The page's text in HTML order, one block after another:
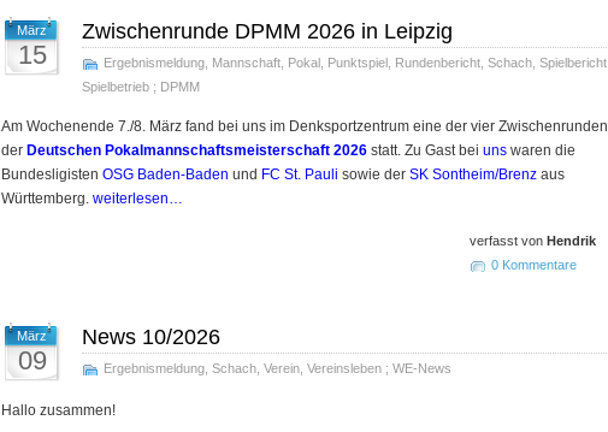
März
15
Zwischenrunde DPMM 2026 in Leipzig
Ergebnismeldung Mannschaft Pokal Punktspiel Rundenbericht Schach Spielbericht
Spielbetrieb ; DPMM
Am Wochenende 7./8. März fand bei uns im Denksportzentrum eine der vier Zwischenrunden
der Deutschen Pokalmannschaftsmeisterschaft 2026 statt. Zu Gast bei uns waren die
Bundesligisten OSG Baden-Baden und FC St. Pauli sowie der SK Sontheim/Brenz aus
Württemberg. weiterlesen…
verfasst von Hendrik
0 Kommentare
März
09
News 10/2026
Ergebnismeldung Schach Verein Vereinsleben ; WE-News
Hallo zusammen!